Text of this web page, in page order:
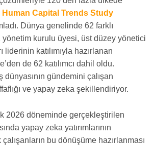
Human Capital Trends Study
Dünya genelinde 62 farklı
kurulu üyesi, üst düzey yönetici
katılımıyla hazırlanan
de 62 katılımcı dahil oldu.
dünyasının gündemini çalışan
ve yapay zeka şekillendiriyor.
2026 döneminde gerçekleştirilen
yapay zeka yatırımlarının
çalışanların bu dönüşüme hazırlanması